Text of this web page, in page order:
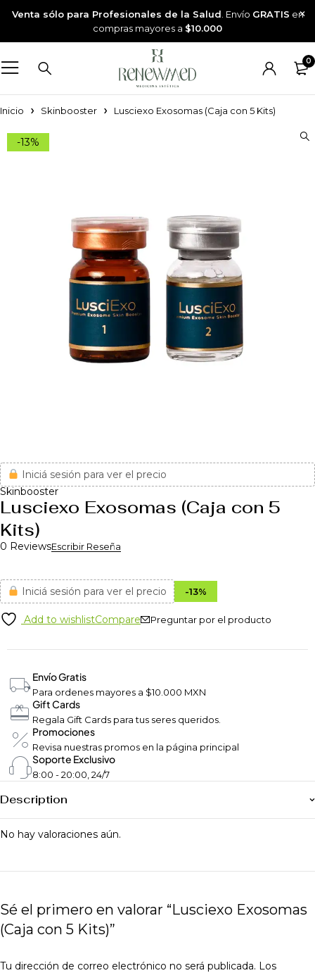
Venta sólo para Profesionales de la Salud . Envío GRATIS en
compras mayores a $10.000
0
Inicio Skinbooster Lusciexo Exosomas (Caja con 5 Kits)
-13%
Iniciá sesión para ver el precio
Skinbooster
Lusciexo Exosomas (Caja con 5
Kits)
0 ReviewsEscribir Reseña
Iniciá sesión para ver el precio -13%
Add to wishlistCompare Preguntar por el producto
Envío Gratis
Para ordenes mayores a $10.000 MXN
Gift Cards
Regala Gift Cards para tus seres queridos.
Promociones
Revisa nuestras promos en la página principal
Soporte Exclusivo
8:00 - 20:00, 24/7
Description
No hay valoraciones aún.
Sé el primero en valorar “Lusciexo Exosomas
(Caja con 5 Kits)”
Tu dirección de correo electrónico no será publicada. Los